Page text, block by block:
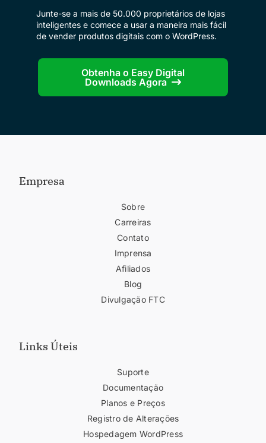
Junte-se a mais de 50.000 proprietários de lojas
inteligentes e comece a usar a maneira mais fácil
de vender produtos digitais com o WordPress.
Obtenha o Easy Digital
Downloads Agora
Empresa
Sobre
Carreiras
Contato
Imprensa
Afiliados
Blog
Divulgação FTC
Links Úteis
Suporte
Documentação
Planos e Preços
Registro de Alterações
Hospedagem WordPress